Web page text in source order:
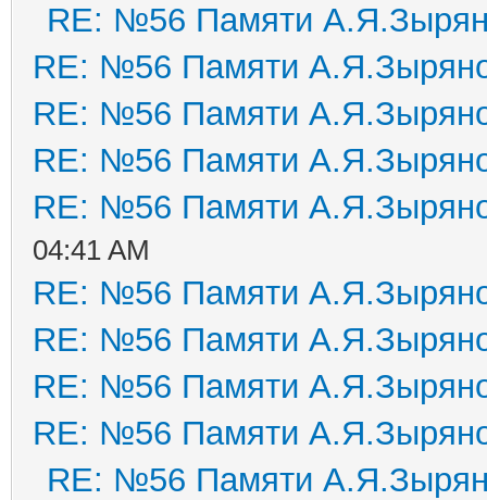
RE: №56 Памяти
RE: №56 Памяти
RE: №56 Памяти
RE: №56 Памяти
RE: №56 Памяти
04:41 AM
RE: №56 Памяти
RE: №56 Памяти
RE: №56 Памяти
RE: №56 Памяти
RE: №56 Памяти